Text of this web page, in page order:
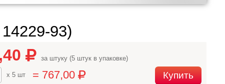
93)
за штуку (5 штук в упаковке)
x 5 шт = 767,00 Купить